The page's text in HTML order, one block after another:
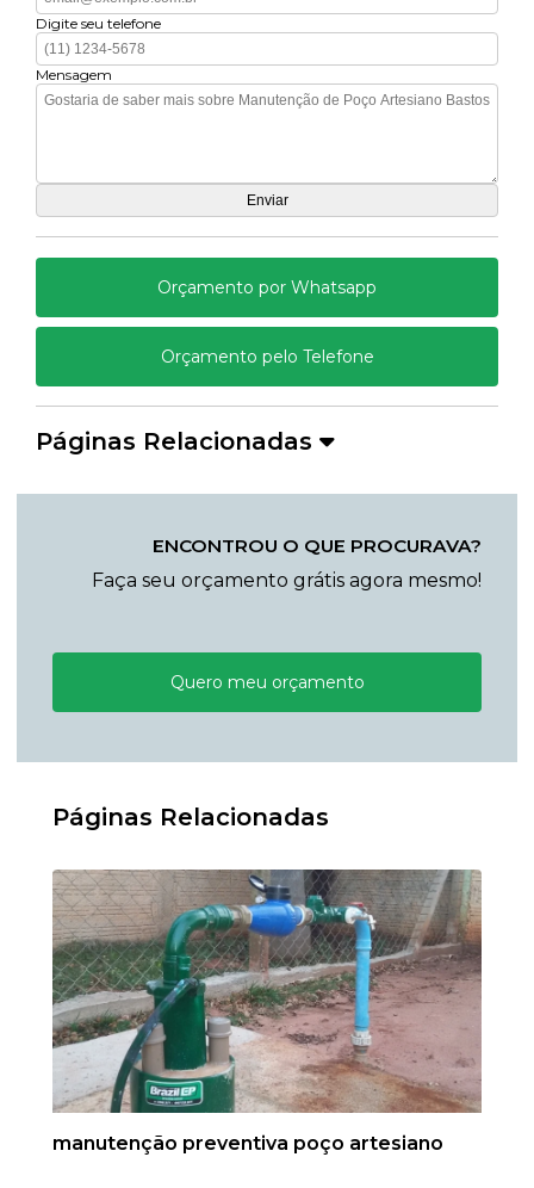
Digite seu telefone
Mensagem
Orçamento por Whatsapp
Orçamento pelo Telefone
Páginas Relacionadas
ENCONTROU O QUE PROCURAVA?
Faça seu orçamento grátis agora mesmo!
Quero meu orçamento
Páginas Relacionadas
manutenção preventiva poço artesiano